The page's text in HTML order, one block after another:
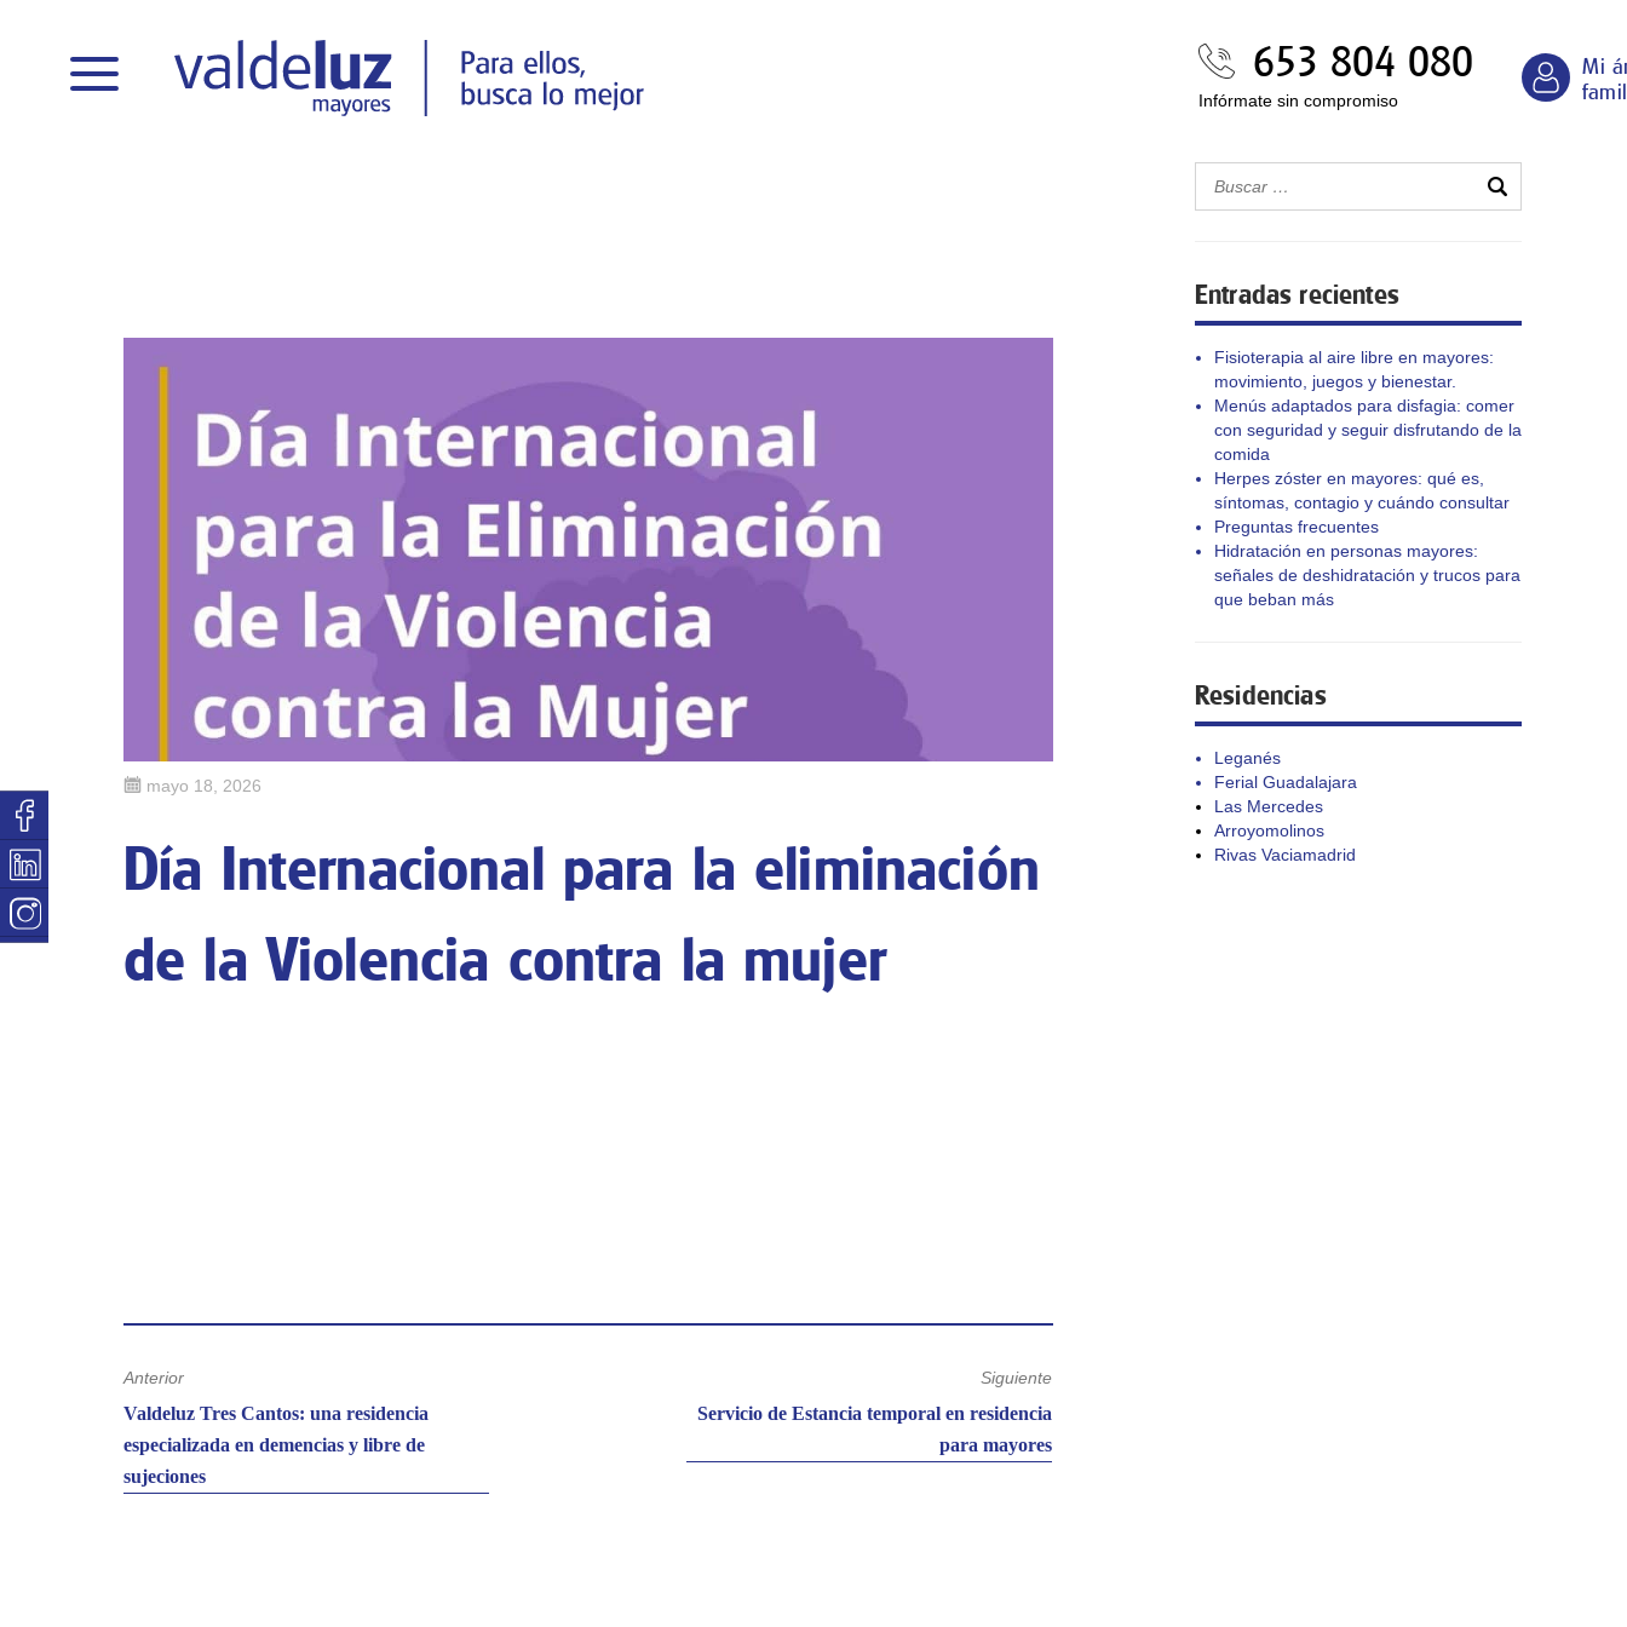
653 804 080
Infórmate sin compromiso
Mi
Publicado
mayo 18, 2026
Día Internacional para la eliminación
de la Violencia contra la mujer
Anterior
anterior:
Valdeluz Tres Cantos: una residencia
especializada en demencias y libre de
sujeciones
Siguiente
siguiente:
Servicio de Estancia temporal en residencia
para mayores
Entradas recientes
Fisioterapia al aire libre en mayores:
movimiento, juegos y bienestar.
Menús adaptados para disfagia: comer
con seguridad y seguir disfrutando de la
comida
Herpes zóster en mayores: qué es,
síntomas, contagio y cuándo consultar
Preguntas frecuentes
Hidratación en personas mayores:
señales de deshidratación y trucos para
que beban más
Residencias
Leganés
Ferial Guadalajara
Las Mercedes
Arroyomolinos
Rivas Vaciamadrid